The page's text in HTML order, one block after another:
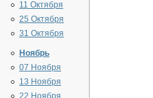
11 Октября
25 Октября
31 Октября
Ноябрь
07 Ноября
13 Ноября
22 Ноября